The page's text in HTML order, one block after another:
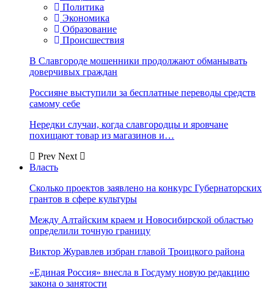
Политика
Экономика
Образование
Происшествия
В Славгороде мошенники продолжают обманывать
доверчивых граждан
Россияне выступили за бесплатные переводы средств
самому себе
Нередки случаи, когда славгородцы и яровчане
похищают товар из магазинов и…
Prev Next
Власть
Сколько проектов заявлено на конкурс Губернаторских
грантов в сфере культуры
Между Алтайским краем и Новосибирской областью
определили точную границу
Виктор Журавлев избран главой Троицкого района
«Единая Россия» внесла в Госдуму новую редакцию
закона о занятости